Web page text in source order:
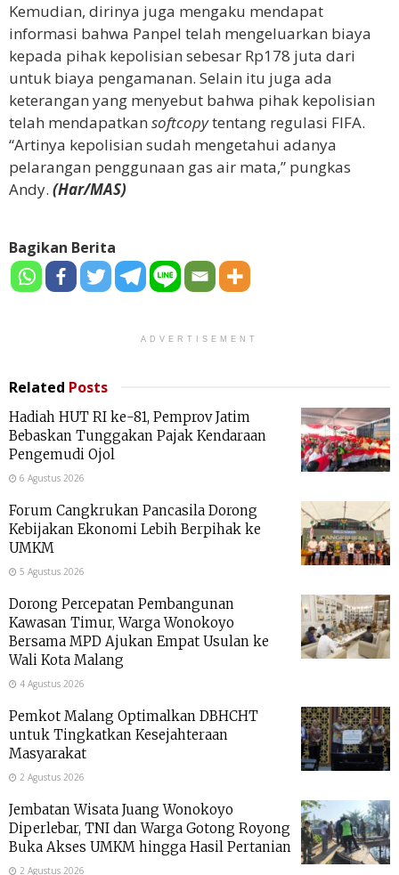
Kemudian, dirinya juga mengaku mendapat
informasi bahwa Panpel telah mengeluarkan biaya
kepada pihak kepolisian sebesar Rp178 juta dari
untuk biaya pengamanan. Selain itu juga ada
keterangan yang menyebut bahwa pihak kepolisian
telah mendapatkan softcopytentang regulasi FIFA.
“Artinya kepolisian sudah mengetahui adanya
pelarangan penggunaan gas air mata,” pungkas
Andy. (Har/MAS)
Bagikan Berita
ADVERTISEMENT
Related Posts
Hadiah HUT RI ke-81, Pemprov Jatim
Bebaskan Tunggakan Pajak Kendaraan
Pengemudi Ojol
6 Agustus 2026
Forum Cangkrukan Pancasila Dorong
Kebijakan Ekonomi Lebih Berpihak ke
UMKM
5 Agustus 2026
Dorong Percepatan Pembangunan
Kawasan Timur, Warga Wonokoyo
Bersama MPD Ajukan Empat Usulan ke
Wali Kota Malang
4 Agustus 2026
Pemkot Malang Optimalkan DBHCHT
untuk Tingkatkan Kesejahteraan
Masyarakat
2 Agustus 2026
Jembatan Wisata Juang Wonokoyo
Diperlebar, TNI dan Warga Gotong Royong
Buka Akses UMKM hingga Hasil Pertanian
2 Agustus 2026